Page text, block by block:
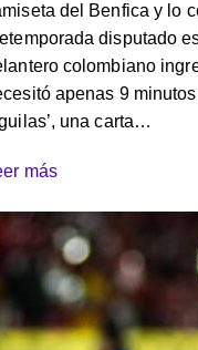
del Benfica y lo
disputado
colombiano
apenas 9
una carta…
más